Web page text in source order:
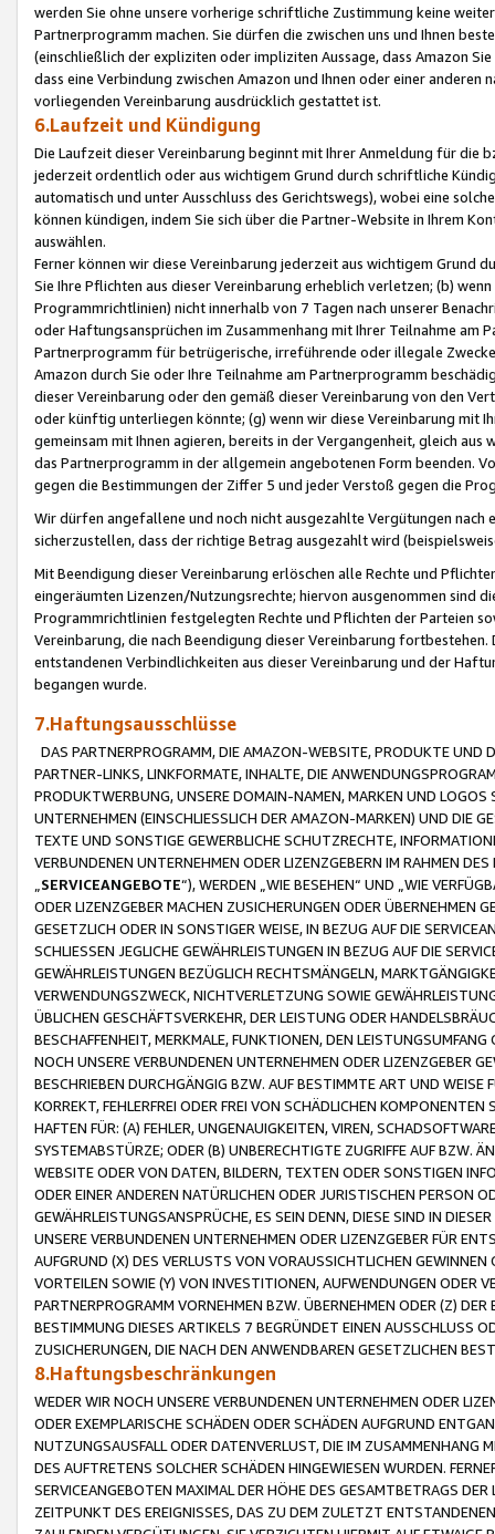
werden Sie ohne unsere vorherige schriftliche Zustimmung keine
Partnerprogramm machen. Sie dürfen die zwischen uns und Ihnen
(einschließlich der expliziten oder impliziten Aussage, dass Amazon
dass eine Verbindung zwischen Amazon und Ihnen oder einer
vorliegenden Vereinbarung ausdrücklich gestattet ist.
6.Laufzeit und Kündigung
Die Laufzeit dieser Vereinbarung beginnt mit Ihrer Anmeldung für die
jederzeit ordentlich oder aus wichtigem Grund durch schriftliche
automatisch und unter Ausschluss des Gerichtswegs), wobei eine
können kündigen, indem Sie sich über die Partner-Website in Ihrem
auswählen.
Ferner können wir diese Vereinbarung jederzeit aus wichtigem Grund
Sie Ihre Pflichten aus dieser Vereinbarung erheblich verletzen; (b)
Programmrichtlinien) nicht innerhalb von 7 Tagen nach unserer
oder Haftungsansprüchen im Zusammenhang mit Ihrer Teilnahme am
Partnerprogramm für betrügerische, irreführende oder illegale
Amazon durch Sie oder Ihre Teilnahme am Partnerprogramm
dieser Vereinbarung oder den gemäß dieser Vereinbarung von den
oder künftig unterliegen könnte; (g) wenn wir diese Vereinbarung mit
gemeinsam mit Ihnen agieren, bereits in der Vergangenheit, gleich
das Partnerprogramm in der allgemein angebotenen Form beenden.
gegen die Bestimmungen der Ziffer 5 und jeder Verstoß gegen die
Wir dürfen angefallene und noch nicht ausgezahlte Vergütungen
sicherzustellen, dass der richtige Betrag ausgezahlt wird
Mit Beendigung dieser Vereinbarung erlöschen alle Rechte und
eingeräumten Lizenzen/Nutzungsrechte; hiervon ausgenommen sind
Programmrichtlinien festgelegten Rechte und Pflichten der Parteien
Vereinbarung, die nach Beendigung dieser Vereinbarung
entstandenen Verbindlichkeiten aus dieser Vereinbarung und der
begangen wurde.
7.Haftungsausschlüsse
DAS PARTNERPROGRAMM, DIE AMAZON-WEBSITE, PRODUKTE UND
PARTNER-LINKS, LINKFORMATE, INHALTE, DIE
PRODUKTWERBUNG, UNSERE DOMAIN-NAMEN, MARKEN UND
UNTERNEHMEN (EINSCHLIESSLICH DER AMAZON-MARKEN) UND DIE
TEXTE UND SONSTIGE GEWERBLICHE SCHUTZRECHTE,
VERBUNDENEN UNTERNEHMEN ODER LIZENZGEBERN IM RAHMEN
SERVICEANGEBOTE“), WERDEN „WIE BESEHEN“ UND „WIE
ODER LIZENZGEBER MACHEN ZUSICHERUNGEN ODER ÜBERNEHMEN
GESETZLICH ODER IN SONSTIGER WEISE, IN BEZUG AUF DIE
SCHLIESSEN JEGLICHE GEWÄHRLEISTUNGEN IN BEZUG AUF DIE
GEWÄHRLEISTUNGEN BEZÜGLICH RECHTSMÄNGELN,
VERWENDUNGSZWECK, NICHTVERLETZUNG SOWIE
ÜBLICHEN GESCHÄFTSVERKEHR, DER LEISTUNG ODER
BESCHAFFENHEIT, MERKMALE, FUNKTIONEN, DEN
NOCH UNSERE VERBUNDENEN UNTERNEHMEN ODER LIZENZGEBER
BESCHRIEBEN DURCHGÄNGIG BZW. AUF BESTIMMTE ART UND
KORREKT, FEHLERFREI ODER FREI VON SCHÄDLICHEN
HAFTEN FÜR: (A) FEHLER, UNGENAUIGKEITEN, VIREN,
SYSTEMABSTÜRZE; ODER (B) UNBERECHTIGTE ZUGRIFFE AUF BZW.
WEBSITE ODER VON DATEN, BILDERN, TEXTEN ODER SONSTIGEN
ODER EINER ANDEREN NATÜRLICHEN ODER JURISTISCHEN PERSON
GEWÄHRLEISTUNGSANSPRÜCHE, ES SEIN DENN, DIESE SIND IN
UNSERE VERBUNDENEN UNTERNEHMEN ODER LIZENZGEBER FÜR
AUFGRUND (X) DES VERLUSTS VON VORAUSSICHTLICHEN
VORTEILEN SOWIE (Y) VON INVESTITIONEN, AUFWENDUNGEN ODER
PARTNERPROGRAMM VORNEHMEN BZW. ÜBERNEHMEN ODER (Z)
BESTIMMUNG DIESES ARTIKELS 7 BEGRÜNDET EINEN AUSSCHLUSS
ZUSICHERUNGEN, DIE NACH DEN ANWENDBAREN GESETZLICHEN
8.Haftungsbeschränkungen
WEDER WIR NOCH UNSERE VERBUNDENEN UNTERNEHMEN ODER
ODER EXEMPLARISCHE SCHÄDEN ODER SCHÄDEN AUFGRUND
NUTZUNGSAUSFALL ODER DATENVERLUST, DIE IM ZUSAMMENHANG
DES AUFTRETENS SOLCHER SCHÄDEN HINGEWIESEN WURDEN.
SERVICEANGEBOTEN MAXIMAL DER HÖHE DES GESAMTBETRAGS
ZEITPUNKT DES EREIGNISSES, DAS ZU DEM ZULETZT